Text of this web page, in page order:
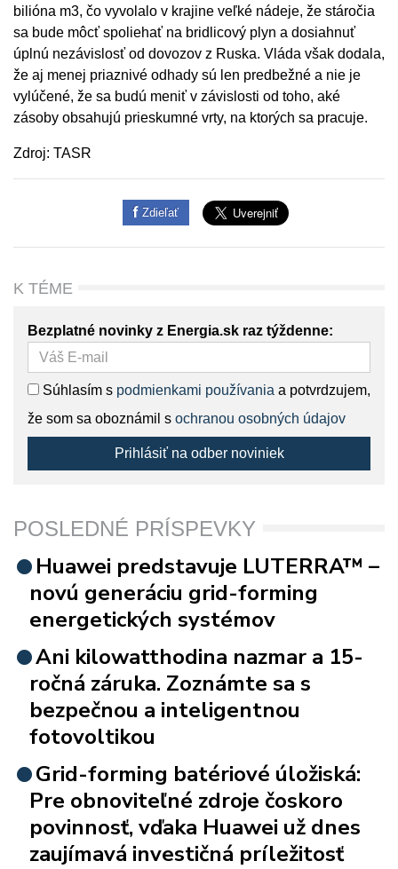
bilióna m3, čo vyvolalo v krajine veľké nádeje, že stáročia
sa bude môcť spoliehať na bridlicový plyn a dosiahnuť
úplnú nezávislosť od dovozov z Ruska. Vláda však dodala,
že aj menej priaznivé odhady sú len predbežné a nie je
vylúčené, že sa budú meniť v závislosti od toho, aké
zásoby obsahujú prieskumné vrty, na ktorých sa pracuje.
Zdroj: TASR
Zdieľať
K TÉME
Bezplatné novinky z Energia.sk raz týždenne:
Súhlasím s podmienkami používania a potvrdzujem,
že som sa oboznámil s ochranou osobných údajov
Prihlásiť na odber noviniek
POSLEDNÉ PRÍSPEVKY
Huawei predstavuje LUTERRA™ –
novú generáciu grid-forming
energetických systémov
Ani kilowatthodina nazmar a 15-
ročná záruka. Zoznámte sa s
bezpečnou a inteligentnou
fotovoltikou
Grid-forming batériové úložiská:
Pre obnoviteľné zdroje čoskoro
povinnosť, vďaka Huawei už dnes
zaujímavá investičná príležitosť